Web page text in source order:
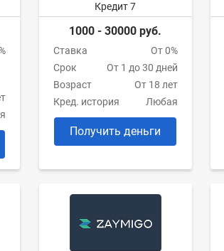
Кредит 7
1000 - 30000 руб.
Ставка
От 0%
Срок
От 1 до 30 дней
Возраст
От 18 лет
Кред. история
Любая
Получить деньги